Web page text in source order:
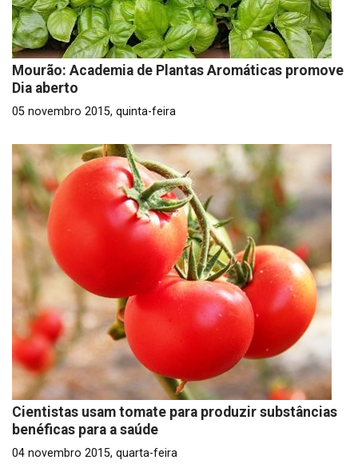
Mourão: Academia de Plantas Aromáticas promove
Dia aberto
05 novembro 2015, quinta-feira
Cientistas usam tomate para produzir substâncias
benéficas para a saúde
04 novembro 2015, quarta-feira